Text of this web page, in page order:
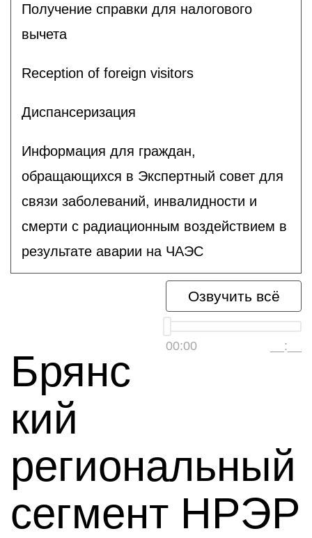
Получение справки для налогового
вычета
Reception of foreign visitors
Диспансеризация
Информация для граждан,
обращающихся в Экспертный совет для
связи заболеваний, инвалидности и
смерти с радиационным воздействием в
результате аварии на ЧАЭС
Озвучить всё
00:00 __:__
Брянс
кий
региональный
сегмент НРЭР